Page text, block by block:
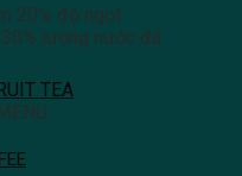
20% độ ngọt
lượng nước đá
TEA